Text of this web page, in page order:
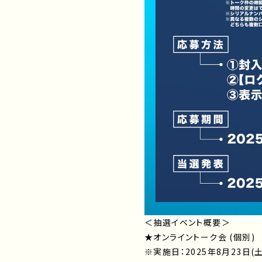
＜抽選イベント概要＞
★オンライントーク会 (個別)
※実施日：2025年8月23日(